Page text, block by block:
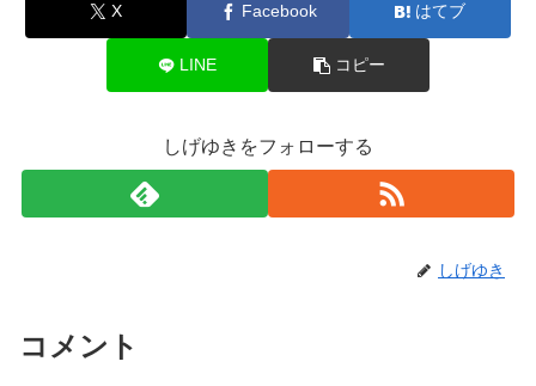
X Facebook はてブ
LINE コピー
しげゆきをフォローする
しげゆき
コメント